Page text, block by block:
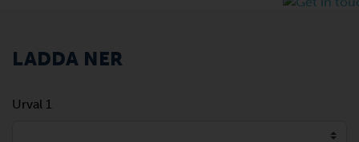
LADDA NER
Urval 1